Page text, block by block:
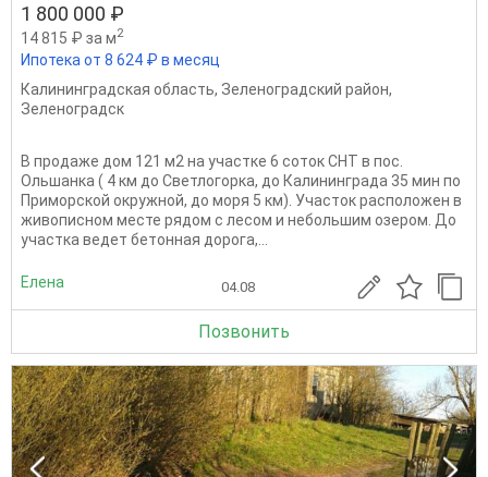
1 800 000 ₽
14 815 ₽ за м2
Ипотека от 8 624 ₽ в месяц
Калининградская область, Зеленоградский район,
Зеленоградск
В продаже дом 121 м2 на участке 6 соток СНТ в пос.
Ольшанка ( 4 км до Светлогорка, до Калининграда 35 мин по
Приморской окружной, до моря 5 км). Участок расположен в
живописном месте рядом с лесом и небольшим озером. До
участка ведет бетонная дорога,...
Елена 04.08
Позвонить